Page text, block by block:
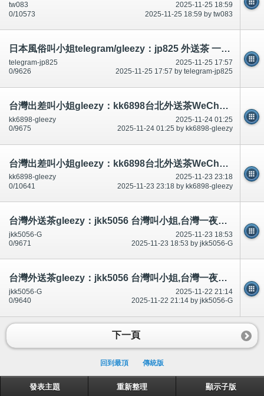
2025-11-25 18:59
tw083
2025-11-25 18:59 by tw083
0/10573
日本風俗叫小姐telegram/gleezy：jp825 外送茶 一夜情 看照頻道：t.me/Tokyo537531
2025-11-25 17:57
telegram-jp825
2025-11-25 17:57 by telegram-jp825
0/9626
台灣出差叫小姐gleezy：kk6898台北外送茶WeChat：kiss9062台北叫小姐，台中外送茶，新竹外送茶，彰化外送茶， 高雄外
2025-11-24 01:25
kk6898-gleezy
2025-11-24 01:25 by kk6898-gleezy
0/9675
台灣出差叫小姐gleezy：kk6898台北外送茶WeChat：kiss9062台北叫小姐，台中外送茶，新竹外送茶，彰化外送茶， 高雄外
2025-11-23 23:18
kk6898-gleezy
2025-11-23 23:18 by kk6898-gleezy
0/10641
台灣外送茶gleezy：jkk5056 台灣叫小姐,台灣一夜情,台灣上門服務,台灣外約學生Skype：jata506@hotmail.com台灣出差叫服務g
2025-11-23 18:53
jkk5056-G
2025-11-23 18:53 by jkk5056-G
0/9671
台灣外送茶gleezy：jkk5056 台灣叫小姐,台灣一夜情,台灣上門服務,台灣外約學生Skype：jata506@hotmail.com台灣出差叫服務g
2025-11-22 21:14
jkk5056-G
2025-11-22 21:14 by jkk5056-G
0/9640
下一頁
回到最頂 傳統版
發表主題 重新整理 顯示子版